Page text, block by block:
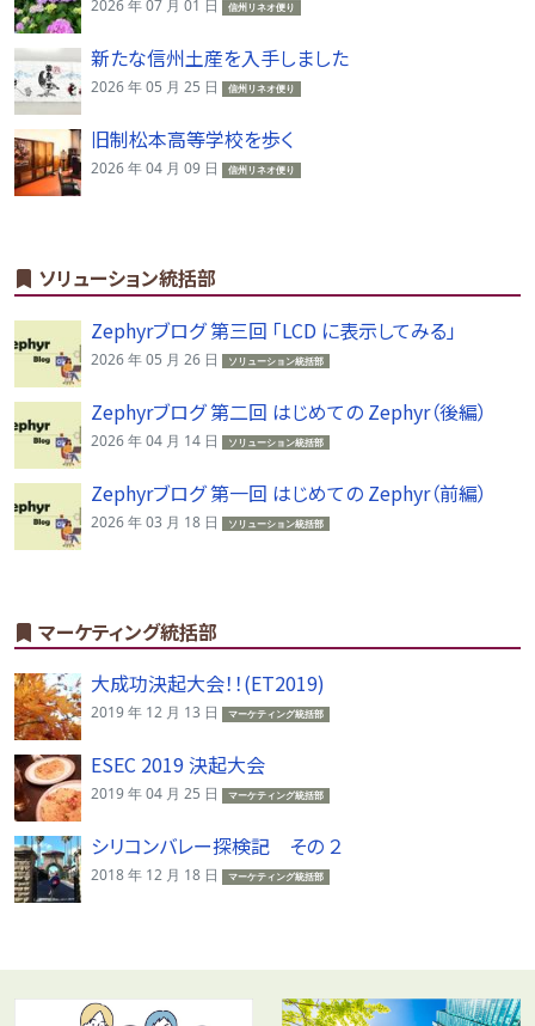
2026 年 07 月 01 日 信州リネオ便り
新たな信州土産を入手しました
2026 年 05 月 25 日 信州リネオ便り
旧制松本高等学校を歩く
2026 年 04 月 09 日 信州リネオ便り
ソリューション統括部
Zephyrブログ 第三回 「LCD に表示してみる」
2026 年 05 月 26 日 ソリューション統括部
Zephyrブログ 第二回 はじめての Zephyr（後編）
2026 年 04 月 14 日 ソリューション統括部
Zephyrブログ 第一回 はじめての Zephyr（前編）
2026 年 03 月 18 日 ソリューション統括部
マーケティング統括部
大成功決起大会！！(ET2019)
2019 年 12 月 13 日 マーケティング統括部
ESEC 2019 決起大会
2019 年 04 月 25 日 マーケティング統括部
シリコンバレー探検記 その ２
2018 年 12 月 18 日 マーケティング統括部